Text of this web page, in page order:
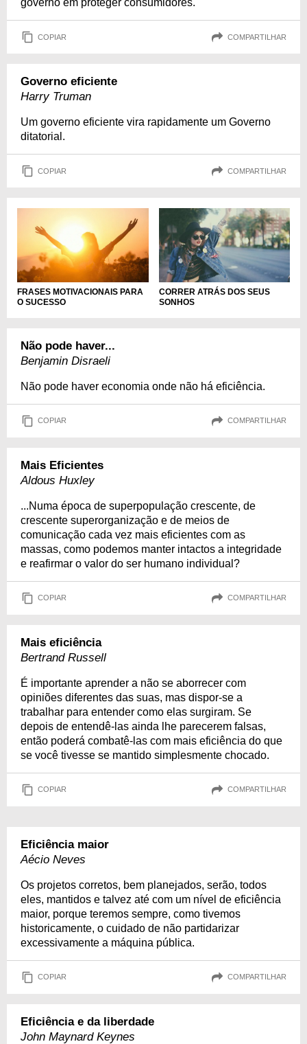
governo em proteger consumidores.
COPIAR COMPARTILHAR
Governo eficiente
Harry Truman
Um governo eficiente vira rapidamente um Governo
ditatorial.
COPIAR COMPARTILHAR
FRASES MOTIVACIONAIS PARA
O SUCESSO
CORRER ATRÁS DOS SEUS
SONHOS
Não pode haver...
Benjamin Disraeli
Não pode haver economia onde não há eficiência.
COPIAR COMPARTILHAR
Mais Eficientes
Aldous Huxley
...Numa época de superpopulação crescente, de
crescente superorganização e de meios de
comunicação cada vez mais eficientes com as
massas, como podemos manter intactos a integridade
e reafirmar o valor do ser humano individual?
COPIAR COMPARTILHAR
Mais eficiência
Bertrand Russell
É importante aprender a não se aborrecer com
opiniões diferentes das suas, mas dispor-se a
trabalhar para entender como elas surgiram. Se
depois de entendê-las ainda lhe parecerem falsas,
então poderá combatê-las com mais eficiência do que
se você tivesse se mantido simplesmente chocado.
COPIAR COMPARTILHAR
Eficiência maior
Aécio Neves
Os projetos corretos, bem planejados, serão, todos
eles, mantidos e talvez até com um nível de eficiência
maior, porque teremos sempre, como tivemos
historicamente, o cuidado de não partidarizar
excessivamente a máquina pública.
COPIAR COMPARTILHAR
Eficiência e da liberdade
John Maynard Keynes